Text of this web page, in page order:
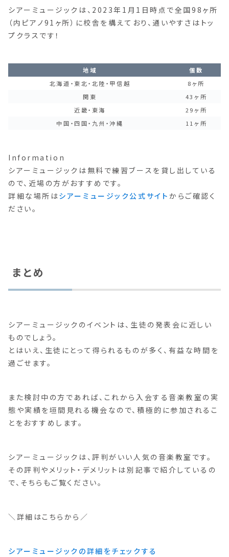
シアーミュージックは、2023年1月1日時点で全国98ヶ所
（内ピアノ91ヶ所）に校舎を構えており、通いやすさはトッ
プクラスです！
地域
個数
北海道・東北・北陸・甲信越
8ヶ所
関東
43ヶ所
近畿・東海
29ヶ所
中国・四国・九州・沖縄
11ヶ所
Information
シアーミュージックは無料で練習ブースを貸し出している
ので、近場の方がおすすめです。
詳細な場所はシアーミュージック公式サイトからご確認く
ださい。
まとめ
シアーミュージックのイベントは、生徒の発表会に近しい
ものでしょう。
とはいえ、生徒にとって得られるものが多く、有益な時間を
過ごせます。
また検討中の方であれば、これから入会する音楽教室の実
態や実績を垣間見れる機会なので、積極的に参加されるこ
とをおすすめします。
シアーミュージックは、評判がいい人気の音楽教室です。
その評判やメリット・デメリットは別記事で紹介しているの
で、そちらもご覧ください。
＼詳細はこちらから／
シアーミュージックの詳細をチェックする